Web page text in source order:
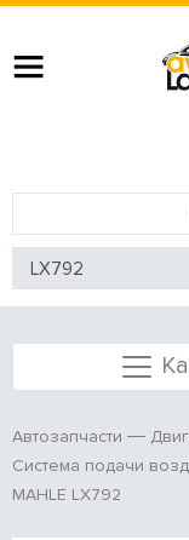
Автозапчасти
Система подачи
MAHLE LX792